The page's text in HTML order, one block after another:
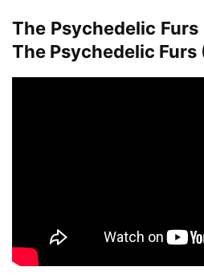
The Psychedelic Furs
The Psychedelic Furs